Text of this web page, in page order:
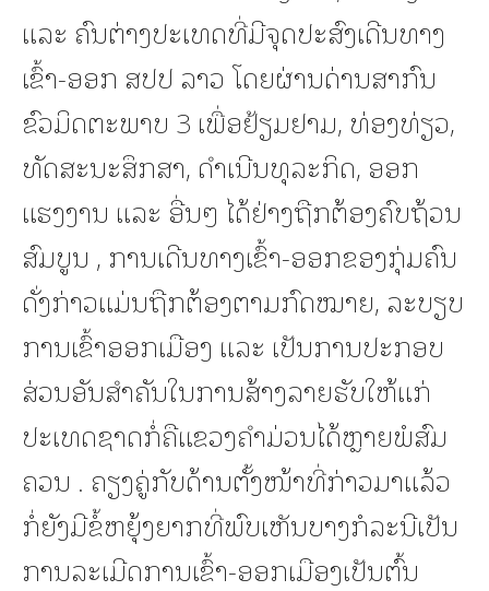
ແລະ ຄົນຕ່າງປະເທດທີ່ມີຈຸດປະສົງເດີນທາງ
ເຂົ້າ-ອອກ ສປປ ລາວ ໂດຍຜ່ານດ່ານສາກົນ
ຂົວມິດຕະພາບ 3 ເພື່ອຢ້ຽມຢາມ, ທ່ອງທ່ຽວ,
ທັດສະນະສຶກສາ, ດໍາເນີນທຸລະກິດ, ອອກ
ແຮງງານ ແລະ ອື່ນໆ ໄດ້ຢ່າງຖືກຕ້ອງຄົບຖ້ວນ
ສົມບູນ , ການເດີນທາງເຂົ້າ-ອອກຂອງກຸ່ມຄົນ
ດັ່ງກ່າວແມ່ນຖືກຕ້ອງຕາມກົດໝາຍ, ລະບຽບ
ການເຂົ້າອອກເມືອງ ແລະ ເປັນການປະກອບ
ສ່ວນອັນສໍາຄັນໃນການສ້າງລາຍຮັບໃຫ້ແກ່
ປະເທດຊາດກໍ່ຄືແຂວງຄໍາມ່ວນໄດ້ຫຼາຍພໍສົມ
ຄວນ . ຄຽງຄູ່ກັບດ້ານຕັ້ງໜ້າທີ່ກ່າວມາແລ້ວ
ກໍ່ຍັງມີຂໍ້ຫຍຸ້ງຍາກທີ່ພົບເຫັນບາງກໍລະນີເປັນ
ການລະເມີດການເຂົ້າ-ອອກເມືອງເປັນຕົ້ນ